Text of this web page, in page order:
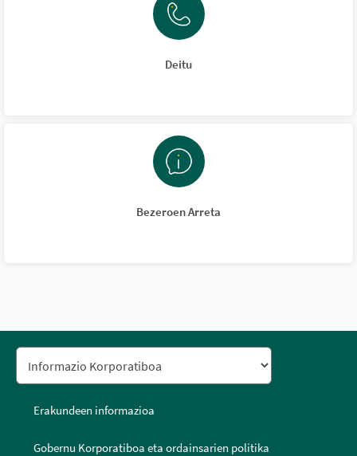
Deitu
Bezeroen Arreta
Erakundeen informazioa
Gobernu Korporatiboa eta ordainsarien politika